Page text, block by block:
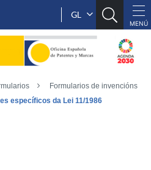
GL
Formularios de invencións
específicos da Lei 11/1986